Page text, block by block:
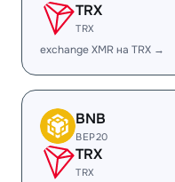
TRX
TRX
exchange XMR на TRX →
BNB
BEP20
TRX
TRX